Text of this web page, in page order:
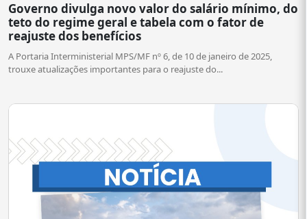
Governo divulga novo valor do salário mínimo, do
teto do regime geral e tabela com o fator de
reajuste dos benefícios
A Portaria Interministerial MPS/MF nº 6, de 10 de janeiro de 2025,
trouxe atualizações importantes para o reajuste do...